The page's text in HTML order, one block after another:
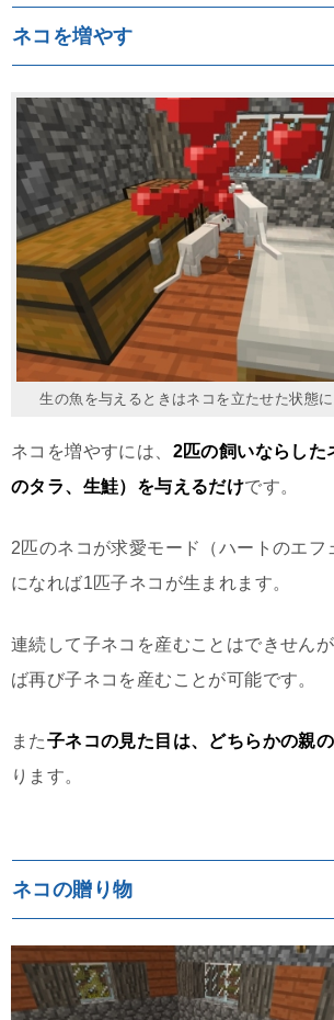
ネコを増やす
生の魚を与えるときはネコを立たせた状態
ネコを増やすには、 2匹の飼いならした
のタラ、生鮭）を与えるだけです。
2匹のネコが求愛モード（ハートのエフ
になれば1匹子ネコが生まれます。
連続して子ネコを産むことはできせん
ば再び子ネコを産むことが可能です。
また子ネコの見た目は、どちらかの親
ります。
ネコの贈り物